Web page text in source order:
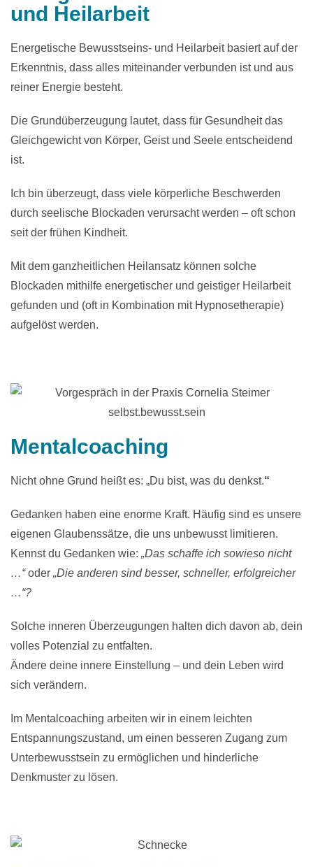
und Heilarbeit
Energetische Bewusstseins- und Heilarbeit basiert auf der
Erkenntnis, dass alles miteinander verbunden ist und aus
reiner Energie besteht.
Die Grundüberzeugung lautet, dass für Gesundheit das
Gleichgewicht von Körper, Geist und Seele entscheidend
ist.
Ich bin überzeugt, dass viele körperliche Beschwerden
durch seelische Blockaden verursacht werden – oft schon
seit der frühen Kindheit.
Mit dem ganzheitlichen Heilansatz können solche
Blockaden mithilfe energetischer und geistiger Heilarbeit
gefunden und (oft in Kombination mit Hypnosetherapie)
aufgelöst werden.
Mentalcoaching
Nicht ohne Grund heißt es: „Du bist, was du denkst.“
Gedanken haben eine enorme Kraft. Häufig sind es unsere
eigenen Glaubenssätze, die uns unbewusst limitieren.
Kennst du Gedanken wie: „Das schaffe ich sowieso nicht
…“oder „Die anderen sind besser, schneller, erfolgreicher
…“?
Solche inneren Überzeugungen halten dich davon ab, dein
volles Potenzial zu entfalten.
Ändere deine innere Einstellung – und dein Leben wird
sich verändern.
Im Mentalcoaching arbeiten wir in einem leichten
Entspannungszustand, um einen besseren Zugang zum
Unterbewusstsein zu ermöglichen und hinderliche
Denkmuster zu lösen.